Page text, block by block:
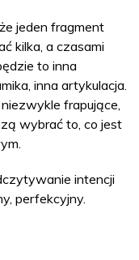
jeden fragment
kilka, a czasami
to inna
inna artykulacja.
frapujące,
wybrać to, co jest
intencji
perfekcyjny.